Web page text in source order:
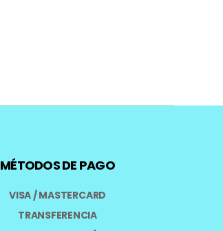
MÉTODOS DE PAGO
VISA / MASTERCARD
TRANSFERENCIA